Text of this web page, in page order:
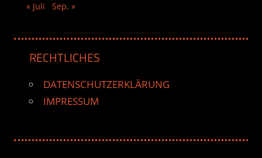
« Juli
Sep. »
RECHTLICHES
DATENSCHUTZERKLÄRUNG
IMPRESSUM